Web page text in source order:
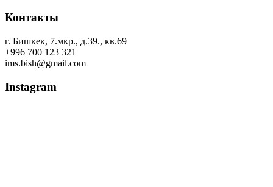
Контакты
г. Бишкек, 7.мкр., д.39., кв.69
+996 700 123 321
ims.bish@gmail.com
Instagram